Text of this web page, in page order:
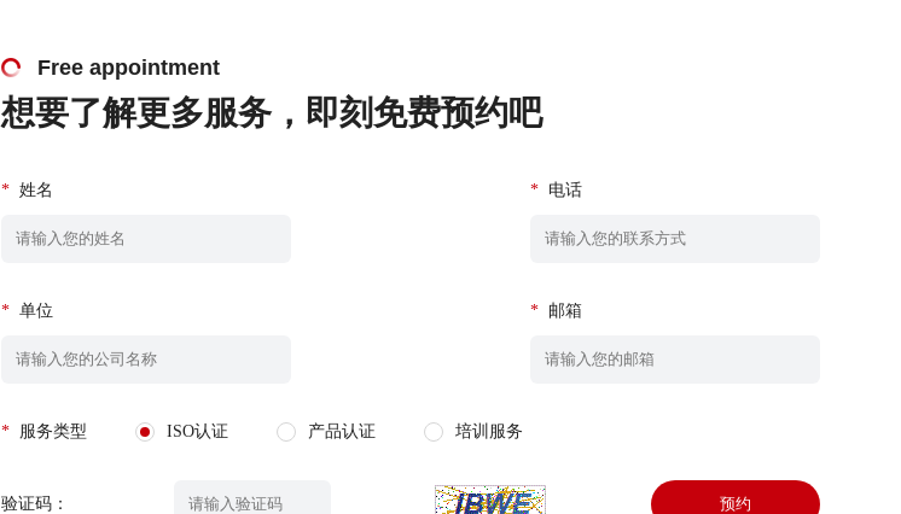
Free appointment
想要了解更多服务，即刻免费预约吧
* 姓名 * 电话
* 单位 * 邮箱
* 服务类型 ISO认证 产品认证 培训服务
验证码： 预约